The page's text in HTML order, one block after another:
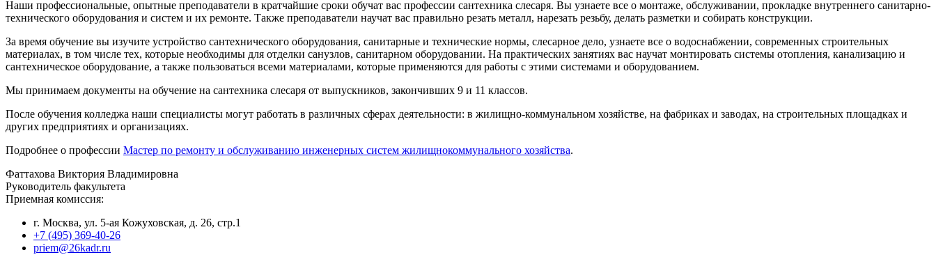
Наши профессиональные, опытные преподаватели в кратчайшие сроки обучат вас профессии сантехника слесаря. Вы узнаете все о монтаже, обслуживании, прокладке внутреннего санитарно-
технического оборудования и систем и их ремонте. Также преподаватели научат вас правильно резать металл, нарезать резьбу, делать разметки и собирать конструкции.
За время обучение вы изучите устройство сантехнического оборудования, санитарные и технические нормы, слесарное дело, узнаете все о водоснабжении, современных строительных
материалах, в том числе тех, которые необходимы для отделки санузлов, санитарном оборудовании. На практических занятиях вас научат монтировать системы отопления, канализацию и
сантехническое оборудование, а также пользоваться всеми материалами, которые применяются для работы с этими системами и оборудованием.
Мы принимаем документы на обучение на сантехника слесаря от выпускников, закончивших 9 и 11 классов.
После обучения колледжа наши специалисты могут работать в различных сферах деятельности: в жилищно-коммунальном хозяйстве, на фабриках и заводах, на строительных площадках и
других предприятиях и организациях.
Подробнее о профессии Мастер по ремонту и обслуживанию инженерных систем жилищнокоммунального хозяйства.
Фаттахова Виктория Владимировна
Руководитель факультета
Приемная комиссия:
г. Москва, ул. 5-ая Кожуховская, д. 26, стр.1
+7 (495) 369-40-26
priem@26kadr.ru